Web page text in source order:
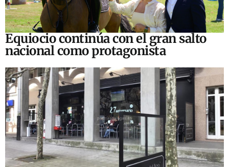
Equiocio continúa con el gran salto
nacional como protagonista